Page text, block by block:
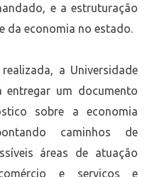
e a estruturação
da economia no estado.
a Universidade
entregar um documento
sobre a economia
caminhos de
áreas de atuação
e serviços e